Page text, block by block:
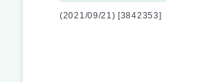
(2021/09/21) [3842353]